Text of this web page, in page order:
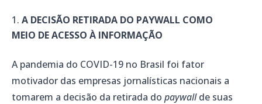
A DECISÃO RETIRADA DO PAYWALL COMO
MEIO DE ACESSO À INFORMAÇÃO
A pandemia do COVID-19 no Brasil foi fator
motivador das empresas jornalísticas nacionais a
tomarem a decisão da retirada do paywallde suas